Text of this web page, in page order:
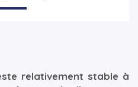
relativement stable à